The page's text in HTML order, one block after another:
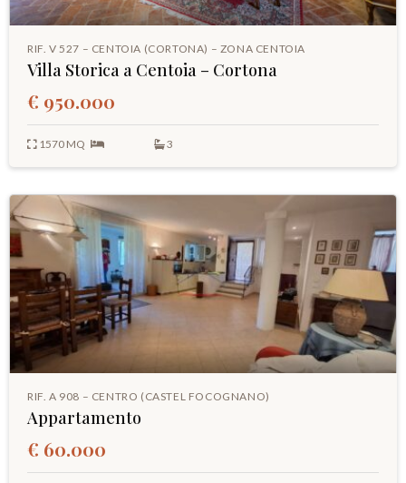
RIF. V 527 – CENTOIA (CORTONA) – ZONA CENTOIA
Villa Storica a Centoia – Cortona
€ 950.000
1570 MQ 3
RIF. A 908 – CENTRO (CASTEL FOCOGNANO)
Appartamento
€ 60.000